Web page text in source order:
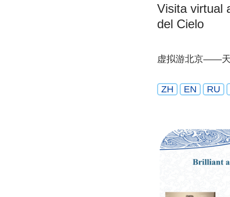
Visita virtual
del Cielo
虚拟游北京——
ZH EN RU